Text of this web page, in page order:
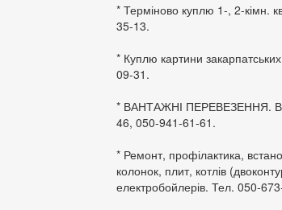
* Терміново куплю 1-, 2-кімн.
35-13.
* Куплю картини
09-31.
* ВАНТАЖНІ ПЕРЕВЕЗЕННЯ.
46, 050-941-61-61.
* Ремонт, профілактика,
колонок, плит, котлів
електробойлерів. Тел. 050-